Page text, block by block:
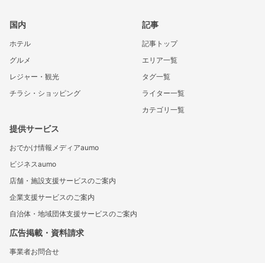
国内
ホテル
グルメ
レジャー・観光
チラシ・ショッピング
記事
記事トップ
エリア一覧
タグ一覧
ライター一覧
カテゴリ一覧
提供サービス
おでかけ情報メディアaumo
ビジネスaumo
店舗・施設支援サービスのご案内
企業支援サービスのご案内
自治体・地域団体支援サービスのご案内
広告掲載・資料請求
事業者お問合せ